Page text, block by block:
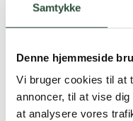
Samtykke
Denne hjemmeside
Vi bruger cookies til at
annoncer, til at vise
at analysere vores
Hurtig
Faste
*Gælder